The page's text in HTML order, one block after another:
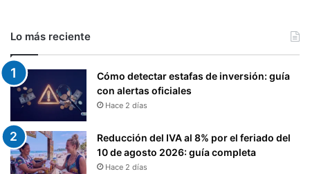
Lo más reciente
Cómo detectar estafas de inversión: guía
con alertas oficiales
Hace 2 días
Reducción del IVA al 8% por el feriado del
10 de agosto 2026: guía completa
Hace 2 días